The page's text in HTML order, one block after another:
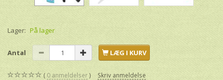
Lager: På lager
Antal LÆG I KURV
0 anmeldelser Skriv anmeldelse